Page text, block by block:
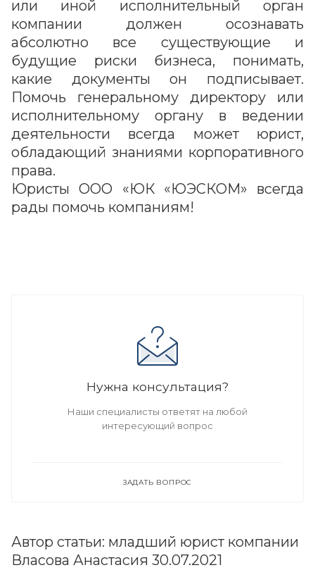
или иной исполнительный орган
компании должен осознавать
абсолютно все существующие и
будущие риски бизнеса, понимать,
какие документы он подписывает.
Помочь генеральному директору или
исполнительному органу в ведении
деятельности всегда может юрист,
обладающий знаниями корпоративного
права.
Юристы ООО «ЮК «ЮЭСКОМ» всегда
рады помочь компаниям!
Нужна консультация?
Наши специалисты ответят на любой
интересующий вопрос
ЗАДАТЬ ВОПРОС
Автор статьи: младший юрист компании
Власова Анастасия 30.07.2021